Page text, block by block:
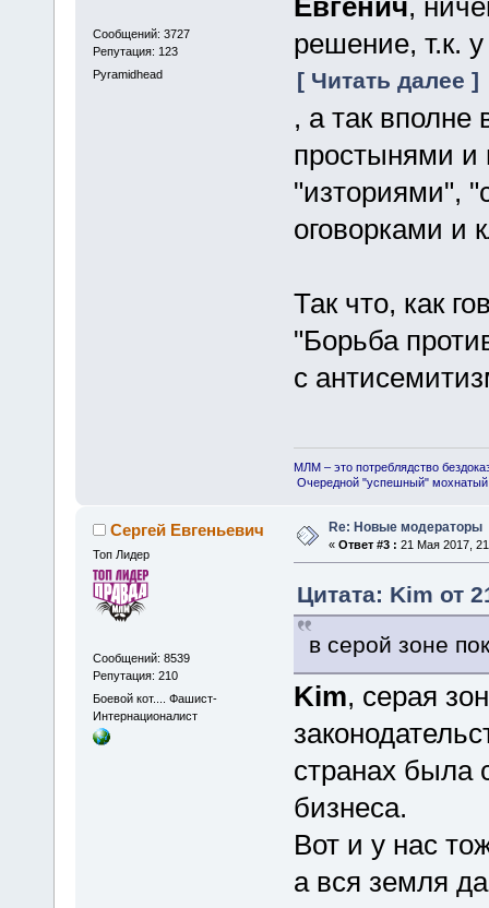
Сообщений: 3727
Репутация: 123
Pyramidhead
решение, т.к.
[ Читать далее ]
, а так
простынями и
"изториями",
оговорками и
Так что, как
"Борьба
с
МЛМ – это потреблядство
Очередной "успешный"
Сергей Евгеньевич
Топ Лидер
Сообщений: 8539
Репутация: 210
Боевой кот.... Фашист-
Интернационалист
Re: Новые модераторы
« Ответ #3 : 21 Мая 2017,
Цитата: Kim от
в серой зоне
Kim, серая
странах была
бизнеса.
Вот и у нас
а вся земля